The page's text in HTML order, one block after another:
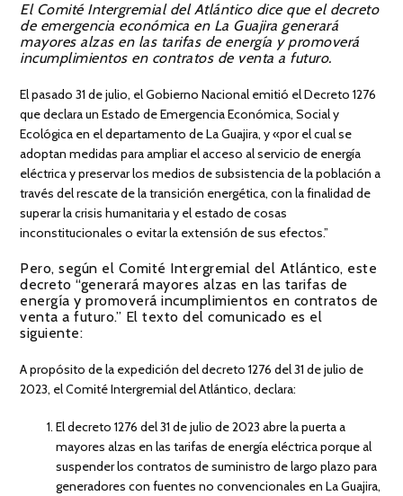
El Comité Intergremial del Atlántico dice que el decreto
de emergencia económica en La Guajira generará
mayores alzas en las tarifas de energía y promoverá
incumplimientos en contratos de venta a futuro.
El pasado 31 de julio, el Gobierno Nacional emitió el Decreto 1276
que declara un Estado de Emergencia Económica, Social y
Ecológica en el departamento de La Guajira, y «por el cual se
adoptan medidas para ampliar el acceso al servicio de energía
eléctrica y preservar los medios de subsistencia de la población a
través del rescate de la transición energética, con la finalidad de
superar la crisis humanitaria y el estado de cosas
inconstitucionales o evitar la extensión de sus efectos.”
Pero, según el Comité Intergremial del Atlántico, este
decreto “generará mayores alzas en las tarifas de
energía y promoverá incumplimientos en contratos de
venta a futuro.” El texto del comunicado es el
siguiente:
A propósito de la expedición del decreto 1276 del 31 de julio de
2023, el Comité Intergremial del Atlántico, declara:
El decreto 1276 del 31 de julio de 2023 abre la puerta a
mayores alzas en las tarifas de energía eléctrica porque al
suspender los contratos de suministro de largo plazo para
generadores con fuentes no convencionales en La Guajira,